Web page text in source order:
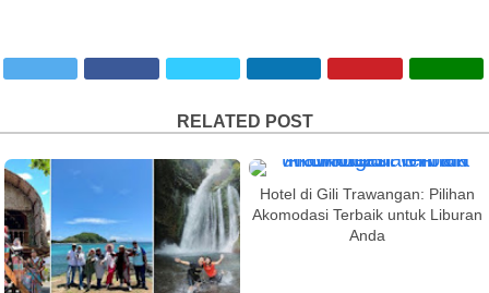
RELATED POST
Hotel di Gili Trawangan: Pilihan
Akomodasi Terbaik untuk Liburan
Anda